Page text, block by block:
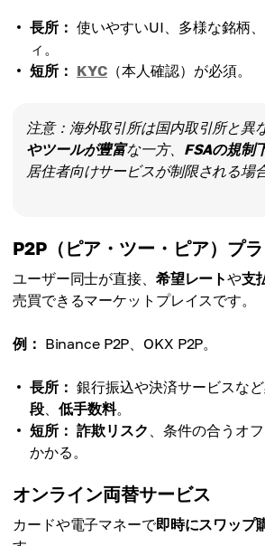
長所： 使いやすいUI、多様な銘柄
ィ。
短所： KYC （本人確認）が必須。
注意：海外取引所は国内取引所と異な
やツールが豊富な一方、 FSAの規制
居住者向けサービスが制限される場
P2P（ピア・ツー・ピア）プ
ユーザー同士が直接、 希望レートや支
売買できるマーケットプレイスです。
例： Binance P2P、OKX P2P。
長所： 銀行振込や決済サービスなど
段、 低手数料。
短所： 詐欺リスク 、条件の合うオ
かかる。
オンライン両替サービス
カードや電子マネーで即時にスワップ